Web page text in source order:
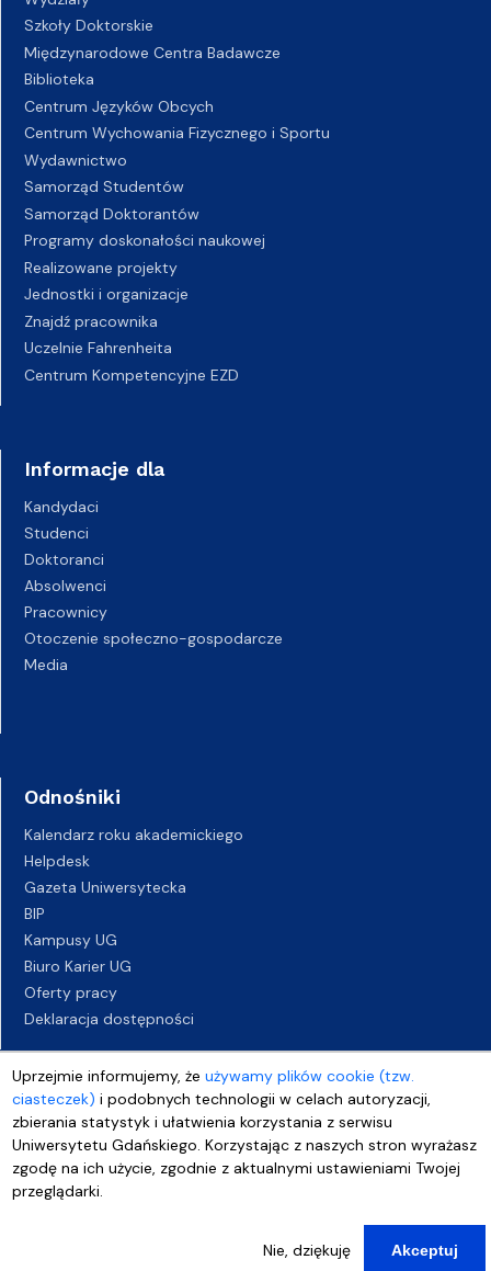
Uprzejmie informujemy, żeużywamy plików cookie (tzw.
ciasteczek) i podobnych technologii w celach autoryzacji,
zbierania statystyk i ułatwienia korzystania z serwisu
Uniwersytetu Gdańskiego. Korzystając z naszych stron wyrażasz
zgodę na ich użycie, zgodnie z aktualnymi ustawieniami Twojej
przeglądarki.
Nie, dziękuję Akceptuj
Szkoły Doktorskie
Międzynarodowe Centra Badawcze
Biblioteka
Centrum Języków Obcych
Centrum Wychowania Fizycznego i Sportu
Wydawnictwo
Samorząd Studentów
Samorząd Doktorantów
Programy doskonałości naukowej
Realizowane projekty
Jednostki i organizacje
Znajdź pracownika
Uczelnie Fahrenheita
Centrum Kompetencyjne EZD
Informacje dla
Kandydaci
Studenci
Doktoranci
Absolwenci
Pracownicy
Otoczenie społeczno-gospodarcze
Media
Odnośniki
Kalendarz roku akademickiego
Helpdesk
Gazeta Uniwersytecka
BIP
Kampusy UG
Biuro Karier UG
Oferty pracy
Deklaracja dostępności